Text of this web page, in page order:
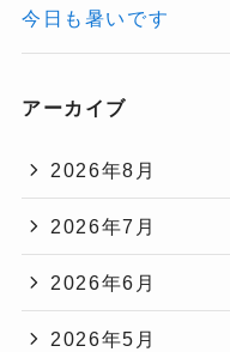
今日も暑いです
アーカイブ
2026年8月
2026年7月
2026年6月
2026年5月